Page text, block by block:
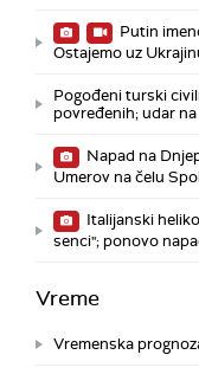
Putin
Ostajemo uz
Pogođeni turski
povređenih; udar
Napad na
Umerov na čelu
Italijanski
senci"; ponovo
Vreme
Vremenska